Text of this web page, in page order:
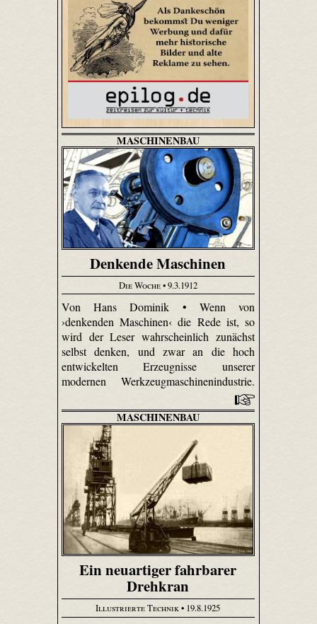
MASCHINENBAU
Denkende Maschinen
Die Woche• 9.3.1912
Von Hans Dominik • Wenn von
›denkenden Maschinen‹ die Rede ist, so
wird der Leser wahrscheinlich zunächst
selbst denken, und zwar an die hoch
entwickelten Erzeugnisse unserer
modernen Werkzeugmaschinenindustrie.
MASCHINENBAU
Ein neuartiger fahrbarer
Drehkran
Illustrierte Technik• 19.8.1925